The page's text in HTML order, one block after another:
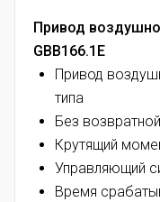
Привод
GBB166.1E
Привод
типа
Без
Крутящий
Управляющий
Время